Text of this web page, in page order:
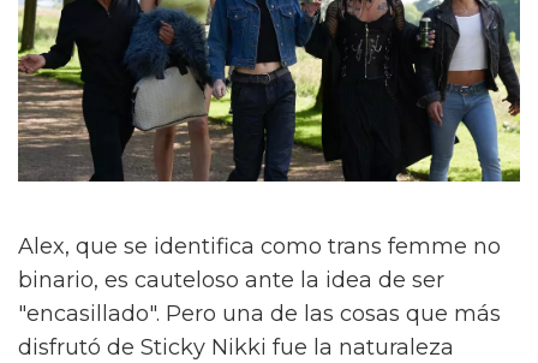
Alex, que se identifica como trans femme no
binario, es cauteloso ante la idea de ser
"encasillado". Pero una de las cosas que más
disfrutó de Sticky Nikki fue la naturaleza